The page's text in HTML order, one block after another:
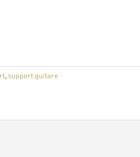
, support guitare